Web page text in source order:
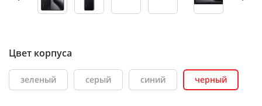
Цвет корпуса
зеленый серый синий черный